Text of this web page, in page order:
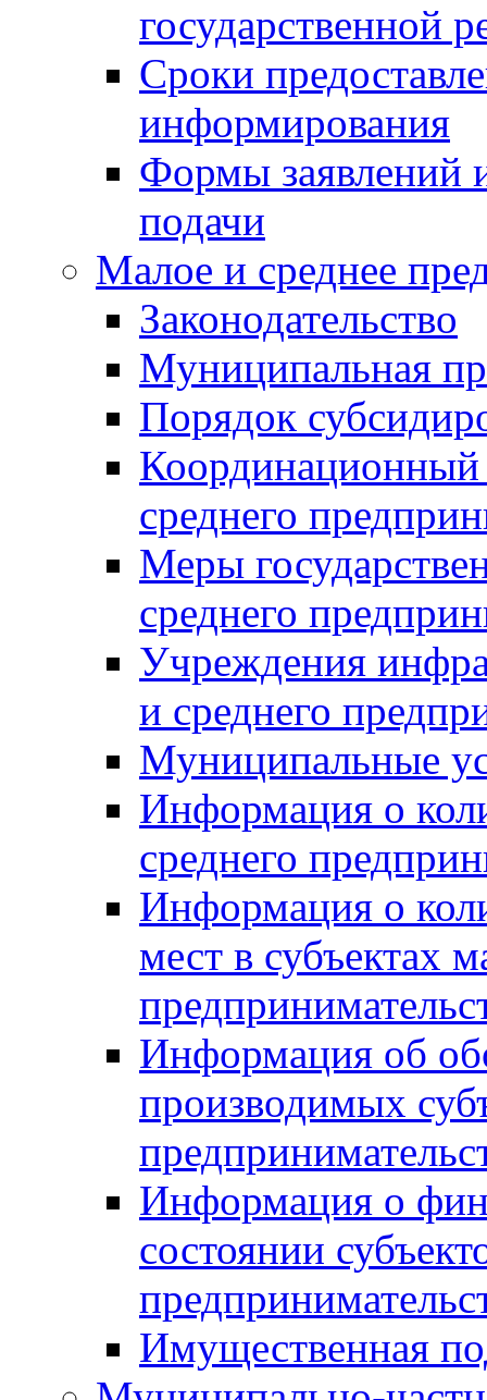
государственной
Сроки
информирования
Формы заявлений
подачи
Малое и среднее
Законодательство
Муниципальная
Порядок
Координационный
среднего
Меры
среднего
Учреждения
и среднего
Муниципальные
Информация о
среднего
Информация о
мест в субъектах
Информация об
производимых
Информация о
состоянии
Имущественная